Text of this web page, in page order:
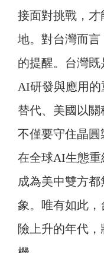
接面對挑戰，才
地。對台灣而
的提醒。台灣
AI研發與應用
替代、美國以
不僅要守住晶
在全球AI生態重
成為美中雙方
象。唯有如此
險上升的年代